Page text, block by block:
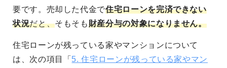
要です。売却した代金で住宅ローンを完済できない
状況だと、そもそも財産分与の対象になりません。
住宅ローンが残っている家やマンションについて
は、次の項目「 5. 住宅ローンが残っている家やマン